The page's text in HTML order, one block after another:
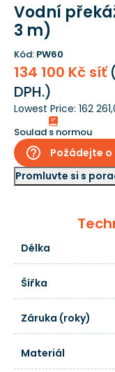
Vodní
3 m)
Kód: PW60
134 100 Kč síť (
DPH.)
Lowest Price: 162
Soulad s normou
help_outline
Požádejte
Promluvte si s
Délka
Šířka
Záruka (roky)
Materiál